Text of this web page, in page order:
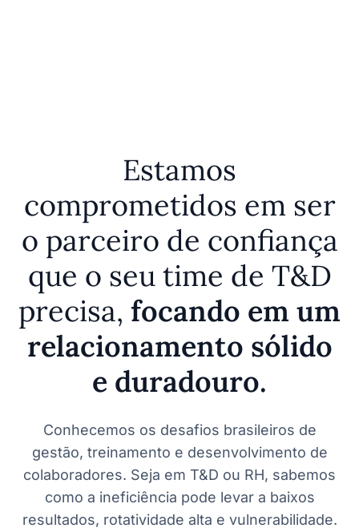
Estamos
comprometidos em ser
o parceiro de confiança
que o seu time de T&D
precisa, focando em um
relacionamento sólido
e duradouro.
Conhecemos os desafios brasileiros de
gestão, treinamento e desenvolvimento de
colaboradores. Seja em T&D ou RH, sabemos
como a ineficiência pode levar a baixos
resultados, rotatividade alta e vulnerabilidade.